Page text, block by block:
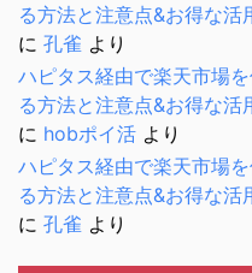
る方法と注意点&お得な活
に 孔雀 より
ハピタス経由で楽天市場
る方法と注意点&お得な活
に hobポイ活 より
ハピタス経由で楽天市場
る方法と注意点&お得な活
に 孔雀 より